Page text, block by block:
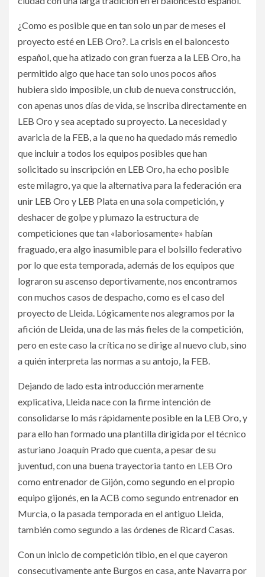
¿Como es posible que en tan solo un par de meses el
proyecto esté en LEB Oro?. La crisis en el baloncesto
español, que ha atizado con gran fuerza a la LEB Oro, ha
permitido algo que hace tan solo unos pocos años
hubiera sido imposible, un club de nueva construcción,
con apenas unos días de vida, se inscriba directamente en
LEB Oro y sea aceptado su proyecto. La necesidad y
avaricia de la FEB, a la que no ha quedado más remedio
que incluir a todos los equipos posibles que han
solicitado su inscripción en LEB Oro, ha echo posible
este milagro, ya que la alternativa para la federación era
unir LEB Oro y LEB Plata en una sola competición, y
deshacer de golpe y plumazo la estructura de
competiciones que tan «laboriosamente» habían
fraguado, era algo inasumible para el bolsillo federativo
por lo que esta temporada, además de los equipos que
lograron su ascenso deportivamente, nos encontramos
con muchos casos de despacho, como es el caso del
proyecto de Lleida. Lógicamente nos alegramos por la
afición de Lleida, una de las más fieles de la competición,
pero en este caso la crítica no se dirige al nuevo club, sino
a quién interpreta las normas a su antojo, la FEB.
Dejando de lado esta introducción meramente
explicativa, Lleida nace con la firme intención de
consolidarse lo más rápidamente posible en la LEB Oro, y
para ello han formado una plantilla dirigida por el técnico
asturiano Joaquín Prado que cuenta, a pesar de su
juventud, con una buena trayectoria tanto en LEB Oro
como entrenador de Gijón, como segundo en el propio
equipo gijonés, en la ACB como segundo entrenador en
Murcia, o la pasada temporada en el antiguo Lleida,
también como segundo a las órdenes de Ricard Casas.
Con un inicio de competición tibio, en el que cayeron
consecutivamente ante Burgos en casa, ante Navarra por